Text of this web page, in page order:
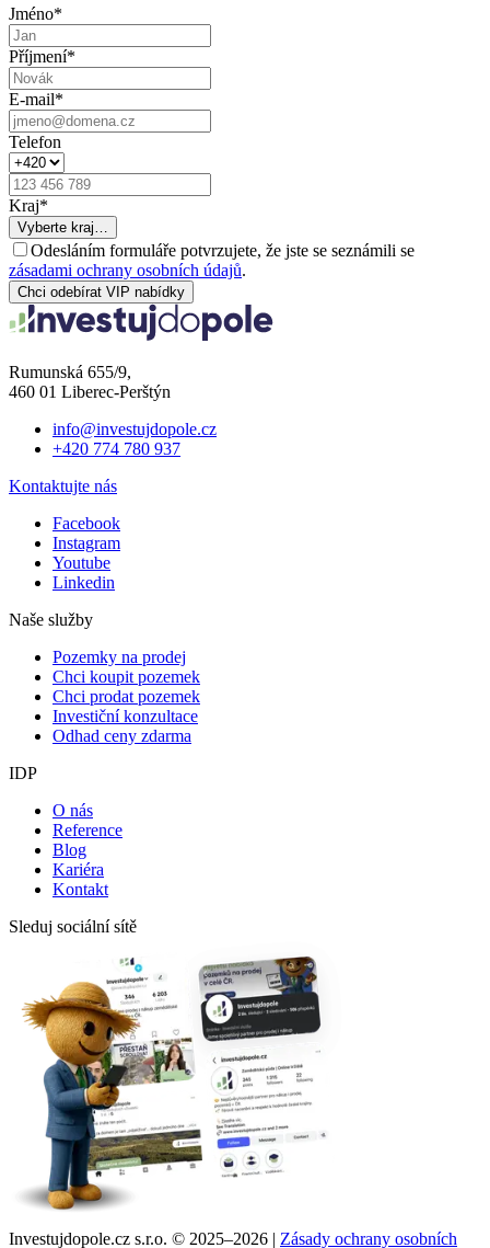
Jméno*
Příjmení*
E-mail*
Telefon
Kraj*
Vyberte kraj…
Odesláním formuláře potvrzujete, že jste se seznámili se
zásadami ochrany osobních údajů.
Chci odebírat VIP nabídky
Rumunská 655/9,
460 01 Liberec-Perštýn
info@investujdopole.cz
+420 774 780 937
Kontaktujte nás
Facebook
Instagram
Youtube
Linkedin
Naše služby
Pozemky na prodej
Chci koupit pozemek
Chci prodat pozemek
Investiční konzultace
Odhad ceny zdarma
IDP
O nás
Reference
Blog
Kariéra
Kontakt
Sleduj sociální sítě
Investujdopole.cz s.r.o. © 2025–2026 | Zásady ochrany osobních